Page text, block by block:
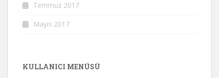
Temmuz 2017
Mayıs 2017
KULLANICI MENÜSÜ